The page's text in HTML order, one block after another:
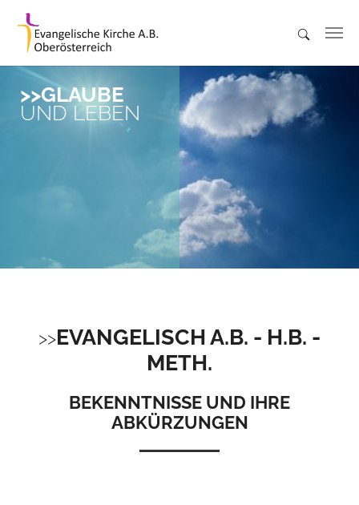
Skip to main content
GLAUBE
UND LEBEN
EVANGELISCH A.B. - H.B. -
METH.
BEKENNTNISSE UND IHRE
ABKÜRZUNGEN